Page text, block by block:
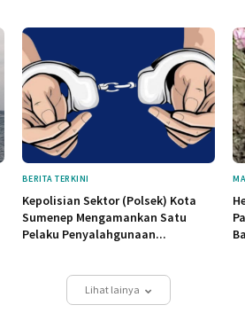
BERITA TERKINI
Kepolisian Sektor (Polsek) Kota
Sumenep Mengamankan Satu
Pelaku Penyalahgunaan...
Lihat lainya